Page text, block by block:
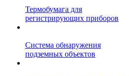
Термобумага для
регистрирующих приборов
Система обнаружения
подземных объектов